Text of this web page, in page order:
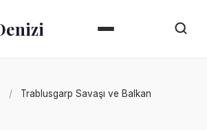
/
Trablusgarp Savaşı ve Balkan